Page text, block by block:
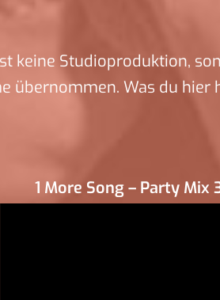
keine Studioproduktion,
übernommen. Was du hier
1 More Song – Party Mix